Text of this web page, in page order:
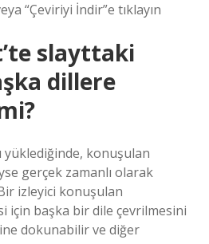
“Çeviriyi İndir”e tıklayın
slayttaki
dillere
konuşulan
gerçek zamanlı olarak
izleyici konuşulan
için başka bir dile çevrilmesini
dokunabilir ve diğer